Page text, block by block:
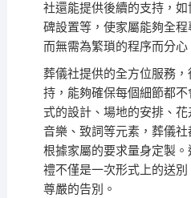
社還能提供後續的支持，
碑設置等，使家屬能夠全程
而無需為繁瑣的程序而分心
葬儀社提供的全方位服務
持，能夠確保每個細節都
式的設計、場地的安排、
音樂、致詞等元素，葬儀
根據家屬的要求量身定製
禮不僅是一次形式上的送
尊嚴的告別。